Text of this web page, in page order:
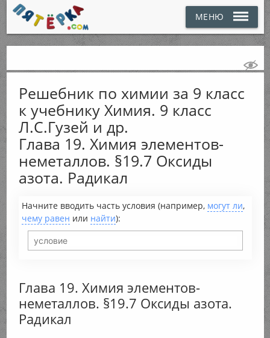
МЕНЮ
Решебник по химии за 9 класс
к учебнику Химия. 9 класс
Л.С.Гузей и др.
Глава 19. Химия элементов-
неметаллов. §19.7 Оксиды
азота. Радикал
Начните вводить часть условия (например, могут ли,
чему равен или найти):
Глава 19. Химия элементов-
неметаллов. §19.7 Оксиды азота.
Радикал